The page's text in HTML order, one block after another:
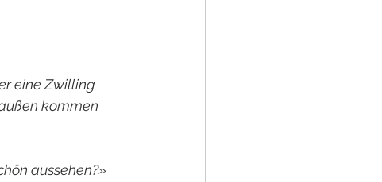
eine Zwilling
kommen
aussehen?»